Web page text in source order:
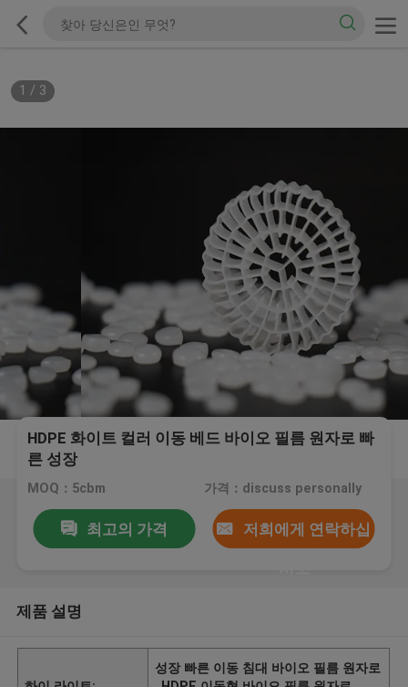
1 / 3
HDPE 화이트 컬러 이동 베드 바이오 필름 원자로 빠
른 성장
MOQ：5cbm 가격：discuss personally
최고의 가격 저희에게 연락하십
제품 설명
성장 빠른 이동 침대 바이오 필름 원자로